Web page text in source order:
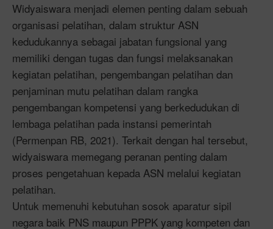
Widyaiswara menjadi elemen penting dalam sebuah
organisasi pelatihan, dalam struktur ASN
kedudukannya sebagai jabatan fungsional yang
memiliki dengan tugas dan fungsi melaksanakan
kegiatan pelatihan, pengembangan pelatihan dan
penjaminan mutu pelatihan dalam rangka
pengembangan kompetensi yang berkedudukan di
lembaga pelatihan pada instansi pemerintah
(Permenpan RB, 2021). Terkait dengan hal tersebut,
widyaiswara memegang peranan penting dalam
proses pengetahuan kepada ASN melalui kegiatan
pelatihan.
Untuk memenuhi kebutuhan sosok aparatur sipil
negara baik PNS maupun PPPK yang kompeten dan